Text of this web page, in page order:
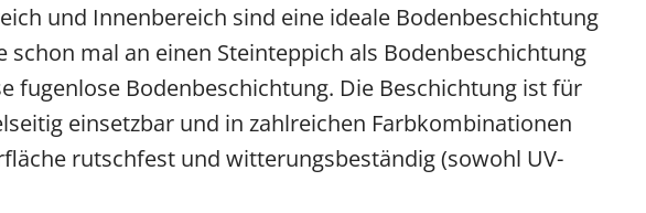
und Innenbereich sind eine ideale Bodenbeschichtung
schon mal an einen Steinteppich als Bodenbeschichtung
fugenlose Bodenbeschichtung. Die Beschichtung ist für
einsetzbar und in zahlreichen Farbkombinationen
rutschfest und witterungsbeständig (sowohl UV-